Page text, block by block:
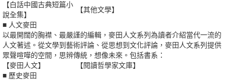
【白話中國古典短篇小
說全集】
【其他文學】
■ 人文麥田
以最開闊的胸襟、最嚴謹的編輯，麥田人文系列為讀者介紹當代一流的
人文著述。從文學到藝術評論、從思想到文化評論，麥田人文系列提供
眾聲喧嘩的空間，思辨傳統，想像未來。包括書系：
【麥田人文】
【閱讀哲學家文庫】
■ 歷史麥田